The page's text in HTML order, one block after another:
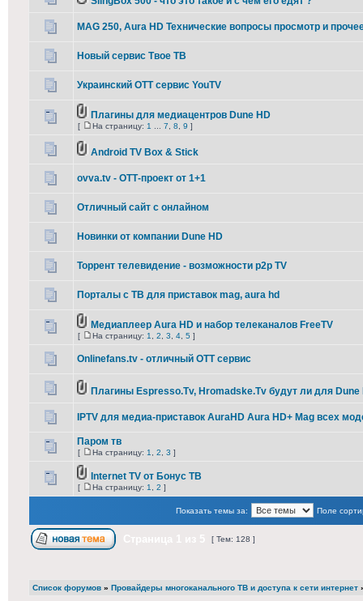
MAG 250, Aura HD Технические вопросы просмотр и
Новый сервис Твое ТВ
Украинский ОТТ сервис YouTV
Плагины для медиацентров Dune HD
[ На страницу: 1 7 8 9 ]
Android TV Box & Stick
ovva.tv - ОТТ-проект от 1+1
Отличный сайт с онлайном
Новинки от компании Dune HD
Торрент телевидение - возможности p2p TV
Порталы с ТВ для приставок mag, aura hd
Медиаплеер Aura HD и набор телеканалов FreeTV
[ На страницу: 1 2 3 4 5 ]
Onlinefans.tv - отличный ОТТ сервис
Плагины Espresso.Tv, Hromadske.Tv будут ли для Dune
IPTV для медиа-приставок AuraHD Aura HD+ Mag всех
Паром тв
[ На страницу: 1 2 3 ]
Internet TV от Бонус ТВ
[ На страницу: 1 2 ]
Показать темы за: Поле
[ Тем: 128 ]
Список форумов » Провайдеры многоканального ТВ и доступа к сети интернет